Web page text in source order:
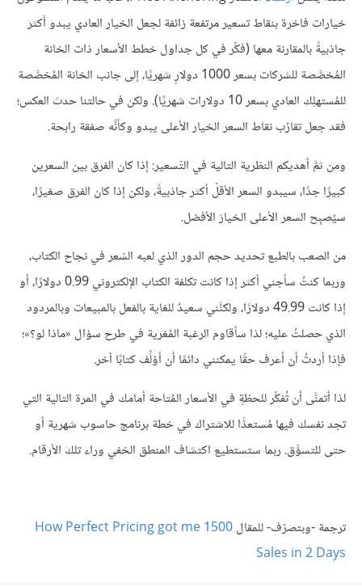
خيارات فاخرة بنقاط تسعير مرتفعة زائفة لجعل الخيار العادي يبدو أكثر
جاذبيةً بالمقارنة معها (فكِّر في كل جداول خطط الأسعار ذات الخانة
المُخصَّصة للشركات بسعر 1000 دولارٍ شهريًا، إلى جانب الخانة المُخصَّصة
للمُستهلِك العادي بسعر 10 دولارات شهريًا). ولكن في حالتنا حدث العكس؛
فقد جعل تقارُب نقاط السعر الخيار الأعلى يبدو وكأنَّه صفقة رابحة.
ومن ثمَّ أهديكم النظرية التالية في التّسعير: إذا كان الفرق بين السعرين
كبيرًا جدًا، سيبدو السعر الأقلّ أكثر جاذبيةً، ولكن إذا كان الفرق صغيرًا،
سيُصبِح السعر الأعلى الخيارَ الأفضل.
من الصعب بالطبع تحديد حجم الدور الذي لعبه السّعر في نجاح الكتاب،
وربما كنتُ سأجني أكثر إذا كانت تكلفة الكتاب الإلكتروني 0.99 دولارًا، أو
إذا كانت 49.99 دولارًا، ولكنَّني سعيدٌ للغاية بالفعل بالمبيعات وبالمردود
الذي حصلتُ عليه؛ لذا سأقاوم الرغبة المُغرية في طرح سؤال «ماذا لو؟»؛
فإذا أردتُ أن أعرف حقًا يمكنني دائمًا أن أؤلِّف كتابًا آخر.
لذا أتمنَّى أن تُفكِّر للحظةٍ في الأسعار المُتاحة أمامك في المرة التالية التي
تجد نفسك فيها مُستعدًّا للاشتراك في خطة برنامج حاسوب شهرية أو
حتى للتسوُّق. ربما ستستطيع اكتشاف المنطق الخفي وراء تلك الأرقام.
ترجمة -وبتصرّف- للمقالHow Perfect Pricing got me 1500
Sales in 2 Days